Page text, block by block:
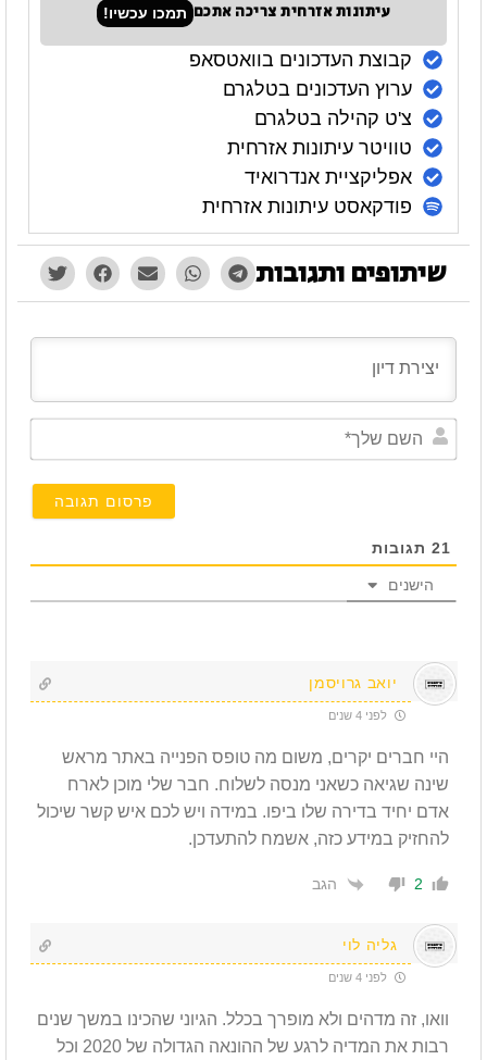
עיתונות אזרחית צריכה אתכם תמכו עכשיו!
קבוצת העדכונים בוואטסאפ
ערוץ העדכונים בטלגרם
צ'ט קהילה בטלגרם
טוויטר עיתונות אזרחית
אפליקציית אנדרואיד
פודקאסט עיתונות אזרחית
שיתופים ותגובות
21 תגובות
הישנים
יואב גרויסמן
לפני 4 שנים
היי חברים יקרים, משום מה טופס הפנייה באתר מראש
שינה שגיאה כשאני מנסה לשלוח. חבר שלי מוכן לארח
אדם יחיד בדירה שלו ביפו. במידה ויש לכם איש קשר שיכול
להחזיק במידע כזה, אשמח להתעדכן.
2 הגב
גליה לוי
לפני 4 שנים
וואו, זה מדהים ולא מופרך בכלל. הגיוני שהכינו במשך שנים
רבות את המדיה לרגע של ההונאה הגדולה של 2020 וכל